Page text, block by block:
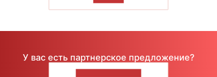
У вас есть партнерское предложение?